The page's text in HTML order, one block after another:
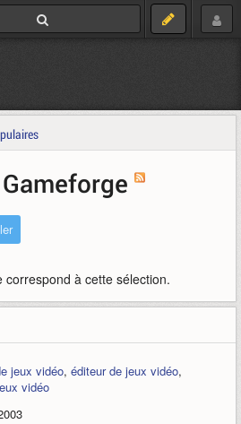
correspond à cette sélection.
jeux vidéo, éditeur de jeux vidéo,
vidéo